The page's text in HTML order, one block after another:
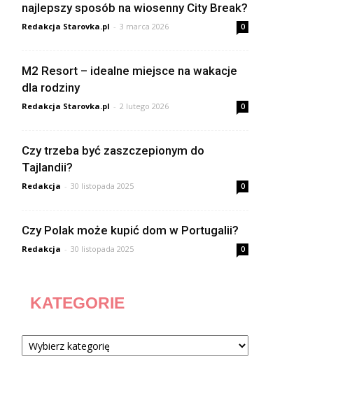
najlepszy sposób na wiosenny City Break?
Redakcja Starovka.pl - 3 marca 2026 0
M2 Resort – idealne miejsce na wakacje
dla rodziny
Redakcja Starovka.pl - 2 lutego 2026 0
Czy trzeba być zaszczepionym do
Tajlandii?
Redakcja - 30 listopada 2025 0
Czy Polak może kupić dom w Portugalii?
Redakcja - 30 listopada 2025 0
KATEGORIE
Kategorie